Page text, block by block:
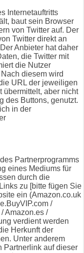
Internetauftritts
baut sein Browser
von Twitter auf. Der
Twitter direkt an
Anbieter hat daher
die Twitter mit
die Nutzer
diesem wird
URL der jeweiligen
übermittelt, aber nicht
des Buttons, genutzt.
in der
Partnerprogramms
eines Mediums für
durch die
zu [bitte fügen Sie
ein (Amazon.co.uk
/
Amazon.es /
verdient werden
Herkunft der
Unter anderem
Partnerlink auf dieser